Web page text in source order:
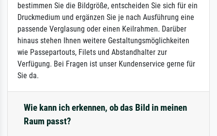
bestimmen Sie die Bildgröße, entscheiden Sie sich für ein
Druckmedium und ergänzen Sie je nach Ausführung eine
passende Verglasung oder einen Keilrahmen. Darüber
hinaus stehen Ihnen weitere Gestaltungsmöglichkeiten
wie Passepartouts, Filets und Abstandhalter zur
Verfügung. Bei Fragen ist unser Kundenservice gerne für
Sie da.
Wie kann ich erkennen, ob das Bild in meinen
Raum passt?